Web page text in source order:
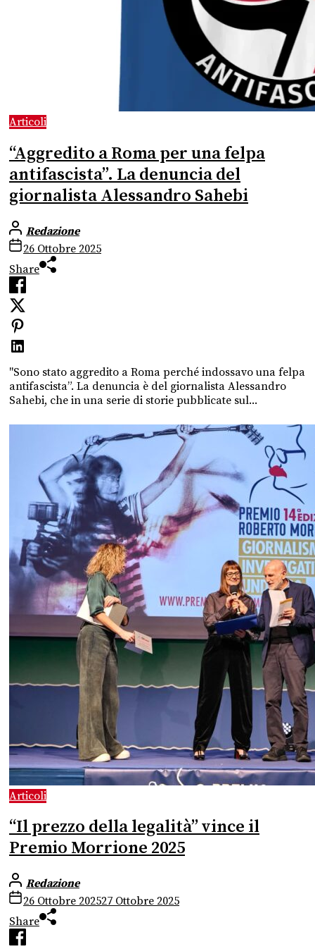
Articoli
“Aggredito a Roma per una felpa
antifascista”. La denuncia del
giornalista Alessandro Sahebi
Redazione
26 Ottobre 2025
Share
"Sono stato aggredito a Roma perché indossavo una felpa
antifascista”. La denuncia è del giornalista Alessandro
Sahebi, che in una serie di storie pubblicate sul...
Articoli
“Il prezzo della legalità” vince il
Premio Morrione 2025
Redazione
26 Ottobre 202527 Ottobre 2025
Share